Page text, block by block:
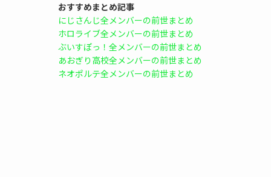
おすすめまとめ記事
にじさんじ全メンバーの前世まとめ
ホロライブ全メンバーの前世まとめ
ぶいすぽっ！全メンバーの前世まとめ
あおぎり高校全メンバーの前世まとめ
ネオポルテ全メンバーの前世まとめ